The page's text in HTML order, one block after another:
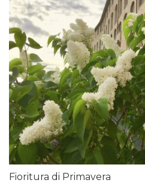
Fioritura di Primavera